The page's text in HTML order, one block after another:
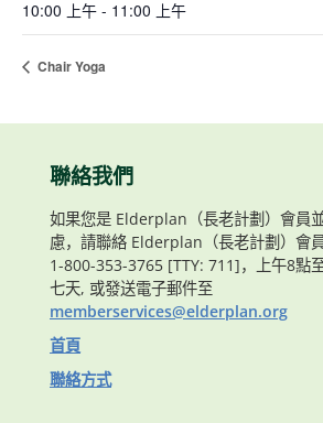
10:00 上午 - 11:00 上午
Chair Yoga
聯絡我們
如果您是 Elderplan（長老計劃）會員
慮，請聯絡 Elderplan（長老計劃）會
1-800-353-3765 [TTY: 711]，上午8點
七天, 或發送電子郵件至
memberservices@elderplan.org
首頁
聯絡方式